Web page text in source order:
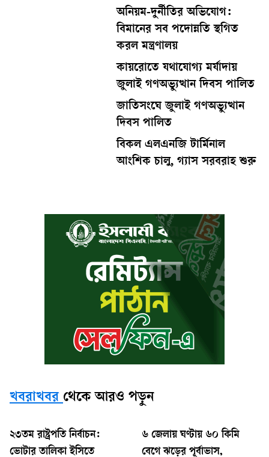
অনিয়ম-দুর্নীতির অভিযোগ:
বিমানের সব পদোন্নতি স্থগিত
করল মন্ত্রণালয়
কায়রোতে যথাযোগ্য মর্যাদায়
জুলাই গণঅভ্যুত্থান দিবস পালিত
জাতিসংঘে জুলাই গণঅভ্যুত্থান
দিবস পালিত
বিকল এলএনজি টার্মিনাল
আংশিক চালু, গ্যাস সরবরাহ শুরু
খবরাখবর থেকে আরও পড়ুন
২৩তম রাষ্ট্রপতি নির্বাচন:
ভোটার তালিকা ইসিতে
৬ জেলায় ঘণ্টায় ৬০ কিমি
বেগে ঝড়ের পূর্বাভাস,